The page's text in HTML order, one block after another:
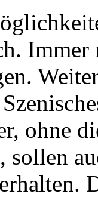
Immer
ohne
sollen